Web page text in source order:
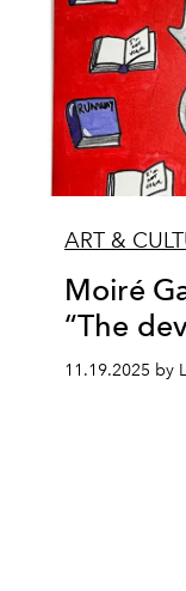
ART &
Moiré
“The
11.19.2025 by